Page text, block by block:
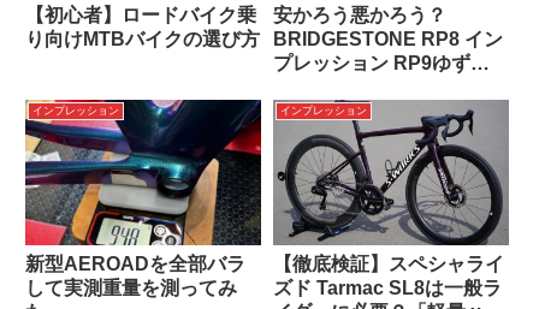
【初心者】ロードバイク乗
り向けMTBバイクの選び方
安かろう悪かろう？
BRIDGESTONE RP8 イン
プレッション RP9ゆずり
インプレッション
新型AEROADを全部バラ
して実測重量を測ってみ
インプレッション
【徹底検証】スペシャライ
ズド Tarmac SL8は一般ラ